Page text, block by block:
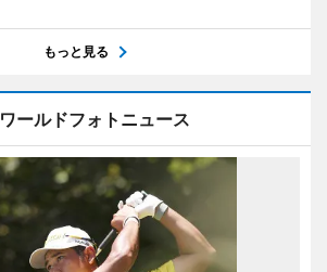
もっと見る
ワールドフォトニュース